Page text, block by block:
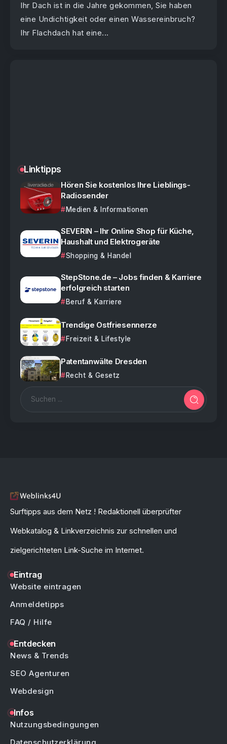
Ihr Dach ist in die Jahre gekommen, Sie haben
eine Undichtigkeit oder einen Wassereinbruch?
Ihr Flachdach hat eine...
Linktipps
Hören Sie kostenlos Ihre Lieblings-
Radiosender
Medien & Informationen
SEVERIN – Ihr Online Shop für Küche,
Haushalt und Elektrogeräte
Shopping & Handel
StepStone.de – Jobs finden & Karriere
erfolgreich starten
Beruf & Karriere
Trendige Ostfriesennerze
Freizeit & Lifestyle
Patentanwälte Dresden
Recht & Gesetz
Surftipps aus dem Netz ! Redaktionell überprüfter
Webkatalog & Linkverzeichnis zur schnellen und
zielgerichteten Link-Suche im Internet.
Eintrag
Website eintragen
Anmeldetipps
FAQ / Hilfe
Entdecken
News & Trends
SEO Agenturen
Webdesign
Infos
Nutzungsbedingungen